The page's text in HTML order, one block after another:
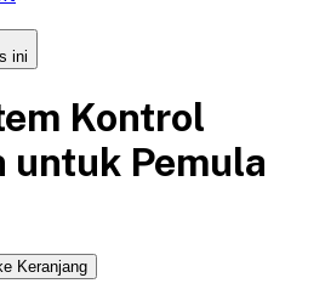
ini
Kontrol
untuk Pemula
Keranjang